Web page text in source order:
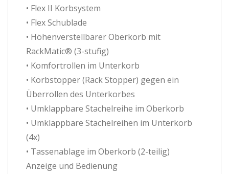
• Flex II Korbsystem
• Flex Schublade
• Höhenverstellbarer Oberkorb mit
RackMatic® (3-stufig)
• Komfortrollen im Unterkorb
• Korbstopper (Rack Stopper) gegen ein
Überrollen des Unterkorbes
• Umklappbare Stachelreihe im Oberkorb
• Umklappbare Stachelreihen im Unterkorb
(4x)
• Tassenablage im Oberkorb (2-teilig)
Anzeige und Bedienung